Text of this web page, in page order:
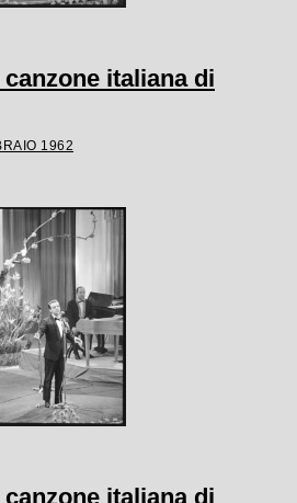
italiana di
1962
italiana di